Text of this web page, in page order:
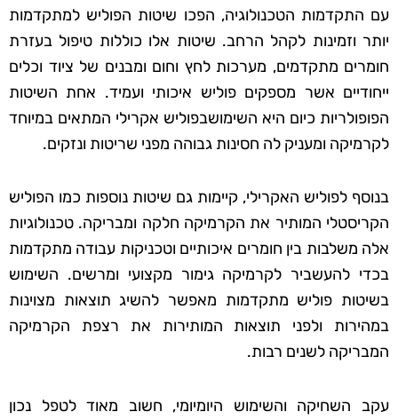
עם התקדמות הטכנולוגיה, הפכו שיטות הפוליש למתקדמות
יותר וזמינות לקהל הרחב. שיטות אלו כוללות טיפול בעזרת
חומרים מתקדמים, מערכות לחץ וחום ומבנים של ציוד וכלים
ייחודיים אשר מספקים פוליש איכותי ועמיד. אחת השיטות
הפופולריות כיום היא השימושבפוליש אקרילי המתאים במיוחד
לקרמיקה ומעניק לה חסינות גבוהה מפני שריטות ונזקים.
בנוסף לפוליש האקרילי, קיימות גם שיטות נוספות כמו הפוליש
הקריסטלי המותיר את הקרמיקה חלקה ומבריקה. טכנולוגיות
אלה משלבות בין חומרים איכותיים וטכניקות עבודה מתקדמות
בכדי להעשביר לקרמיקה גימור מקצועי ומרשים. השימוש
בשיטות פוליש מתקדמות מאפשר להשיג תוצאות מצוינות
במהירות ולפני תוצאות המותירות את רצפת הקרמיקה
המבריקה לשנים רבות.
עקב השחיקה והשימוש היומיומי, חשוב מאוד לטפל נכון